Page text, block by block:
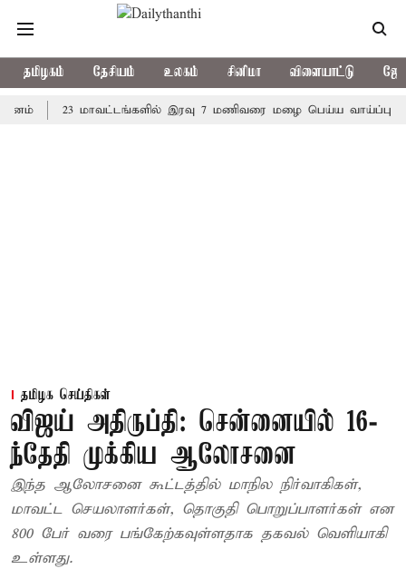
தமிழகம் தேசியம் உலகம் சினிமா விளையாட்டு
23 மாவட்டங்களில் இரவு 7 மணிவரை மழை பெய்ய வாய்ப்பு
தமிழக செய்திகள்
விஜய் அதிருப்தி: சென்னையில் 16-
ந்தேதி முக்கிய ஆலோசனை
இந்த ஆலோசனை கூட்டத்தில் மாநில நிர்வாகிகள்,
மாவட்ட செயலாளர்கள், தொகுதி பொறுப்பாளர்கள் என
800 பேர் வரை பங்கேற்கவுள்ளதாக தகவல் வெளியாகி
உள்ளது.